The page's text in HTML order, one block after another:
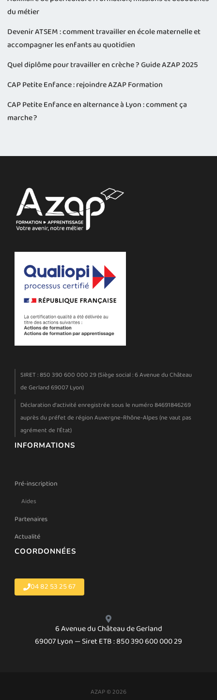
du métier
Devenir ATSEM : comment travailler en école maternelle et
accompagner les enfants au quotidien
Quel diplôme pour travailler en crèche ? Guide AZAP 2025
CAP Petite Enfance : rejoindre AZAP Formation
CAP Petite Enfance en alternance à Lyon : comment ça
marche ?
SIRET : 850 390 600 000 29 (Siège social : 6 Avenue du Château
de Gerland 69007 Lyon)
Déclaration d'activité enregistrée sous le numéro 84691846269
auprès du préfet de région Auvergne-Rhône-Alpes (ne vaut pas
agrément de l'État)
INFORMATIONS
Pré-inscription
Aides
Partenaires
Actualité
COORDONNÉES
04 82 53 25 67
6 Avenue du Château de Gerland
69007 Lyon — Siret ETB : 850 390 600 000 29
AZAP © 2026